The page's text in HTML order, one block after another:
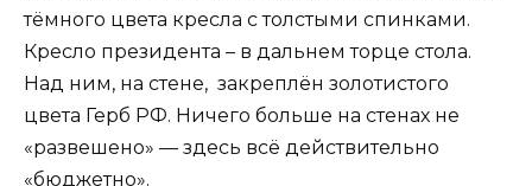
тёмного цвета кресла с толстыми спинками.
Кресло президента – в дальнем торце стола.
Над ним, на стене, закреплён золотистого
цвета Герб РФ. Ничего больше на стенах не
«развешено» — здесь всё действительно
«бюджетно».